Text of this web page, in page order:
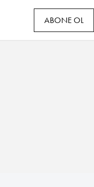
ABONE OL